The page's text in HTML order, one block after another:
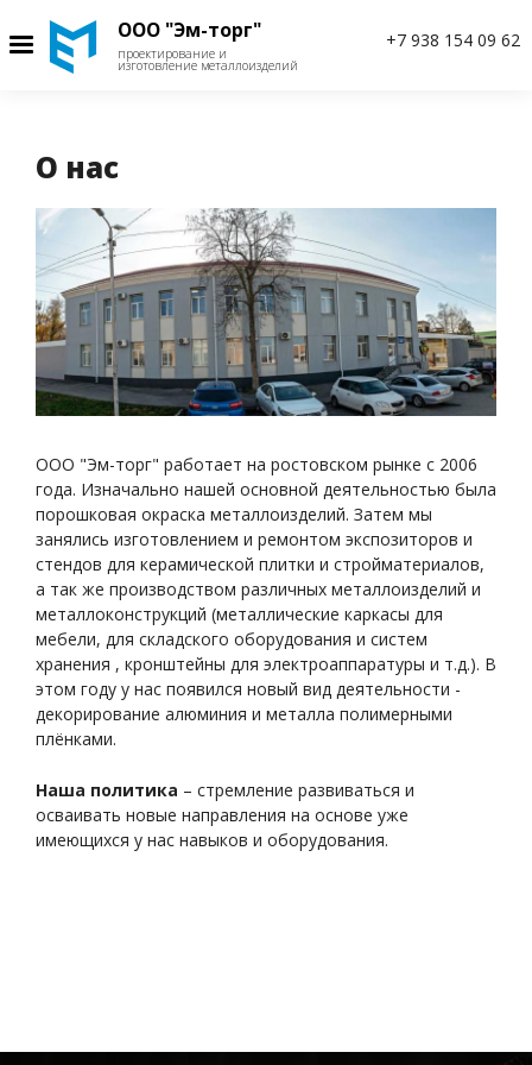
основному
ООО "Эм-торг"
проектирование и
изготовление металлоизделий
+7 938 154 09 62
О нас
ООО "Эм-торг" работает на ростовском рынке с 2006
года. Изначально нашей основной деятельностью была
порошковая окраска металлоизделий. Затем мы
занялись изготовлением и ремонтом экспозиторов и
стендов для керамической плитки и стройматериалов,
а так же производством различных металлоизделий и
металлоконструкций (металлические каркасы для
мебели, для складского оборудования и систем
хранения , кронштейны для электроаппаратуры и т.д.). В
этом году у нас появился новый вид деятельности -
декорирование алюминия и металла полимерными
плёнками.
Наша политика – стремление развиваться и
осваивать новые направления на основе уже
имеющихся у нас навыков и оборудования.